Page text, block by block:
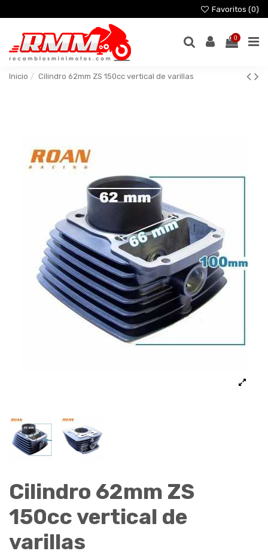
Favoritos (0)
0
Inicio Cilindro 62mm ZS 150cc vertical de varillas
Cilindro 62mm ZS
150cc vertical de
varillas